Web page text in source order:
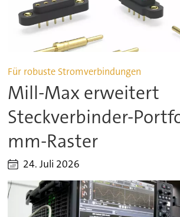
Für robuste Stromverbindungen
Mill-Max erweitert
Steckverbinder-
mm-Raster
24. Juli 2026